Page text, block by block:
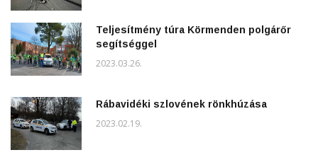
Teljesítmény túra Körmenden polgárőr
segítséggel
2023.03.26.
Rábavidéki szlovének rönkhúzása
2023.02.19.